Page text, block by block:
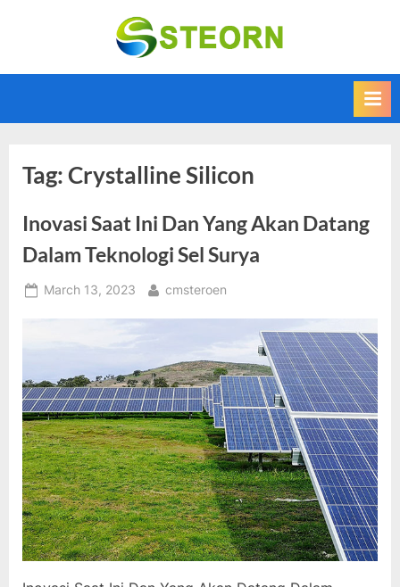
Informasi
Terkini dan
Informasi teknologi
terbaru dan
Tag:Crystalline Silicon
Inovasi Saat Ini Dan Yang Akan Datang
Dalam Teknologi Sel Surya
Posted
March 13, 2023 By
cmsteroen